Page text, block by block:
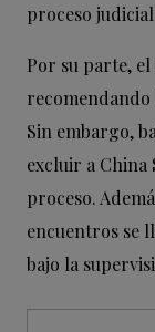
proceso
Por su parte,
Sin embargo,
excluir a China
proceso.
encuentros se
bajo la